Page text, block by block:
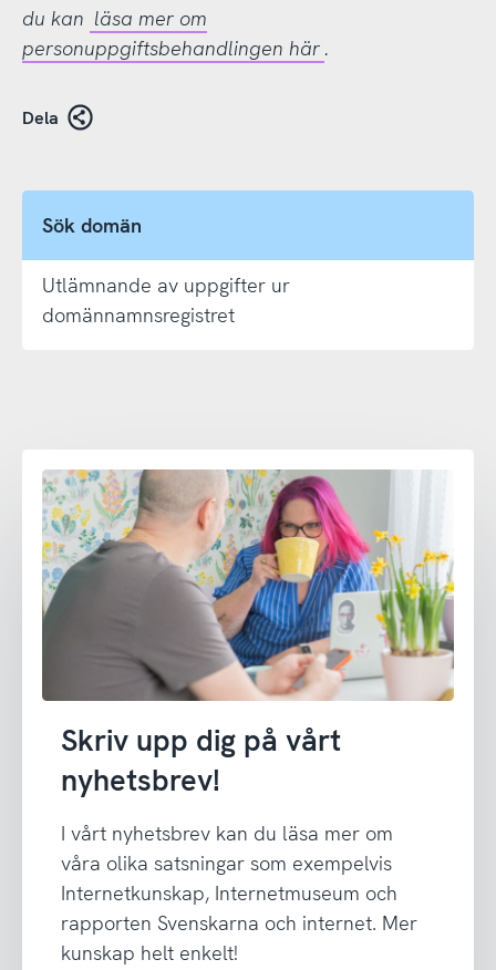
du kan läsa mer om
personuppgiftsbehandlingen här .
Dela
Sök domän
Utlämnande av uppgifter ur
domännamnsregistret
Skriv upp dig på vårt
nyhetsbrev!
I vårt nyhetsbrev kan du läsa mer om
våra olika satsningar som exempelvis
Internetkunskap, Internetmuseum och
rapporten Svenskarna och internet. Mer
kunskap helt enkelt!